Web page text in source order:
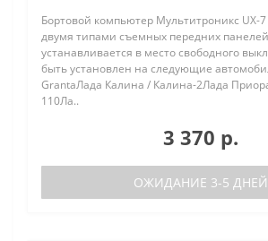
Бортовой компьютер Мультитроникс UX-7
двумя типами съемных передних
устанавливается в место свободного
быть установлен на следующие
GrantaЛада Калина / Калина-2Лада
110Ла..
3 370 р.
ОЖИДАНИЕ 3-5 ДНЕЙ